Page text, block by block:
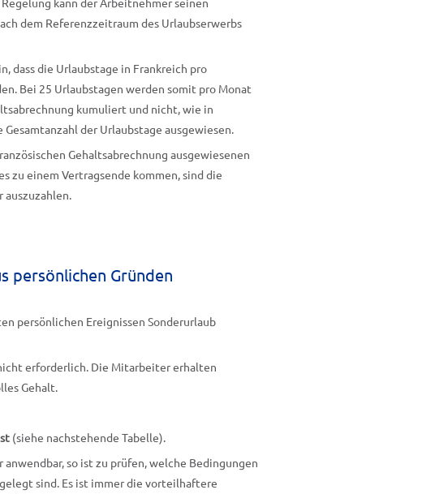
dem Referenzzeitraum des Urlaubserwerbs
dass die Urlaubstage in Frankreich pro
Bei 25 Urlaubstagen werden somit pro Monat
kumuliert und nicht, wie in
der Urlaubstage ausgewiesen.
Gehaltsabrechnung ausgewiesenen
zu einem Vertragsende kommen, sind die
auszuzahlen.
persönlichen Gründen
persönlichen Ereignissen Sonderurlaub
erforderlich. Die Mitarbeiter erhalten
Gehalt.
(siehe nachstehende Tabelle).
so ist zu prüfen, welche Bedingungen
sind. Es ist immer die vorteilhaftere